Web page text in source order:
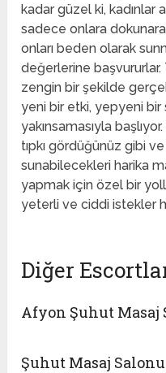
kadar güzel ki, kadınlar
sadece onlara
onları beden olarak
değerlerine
zengin bir şekilde
yeni bir etki, yepyeni bir
yakınsamasıyla
tıpkı gördüğünüz gibi
sunabilecekleri harika
yapmak için özel bir
yeterli ve ciddi istekler
Diğer
Afyon Şuhut Masaj
Şuhut Masaj